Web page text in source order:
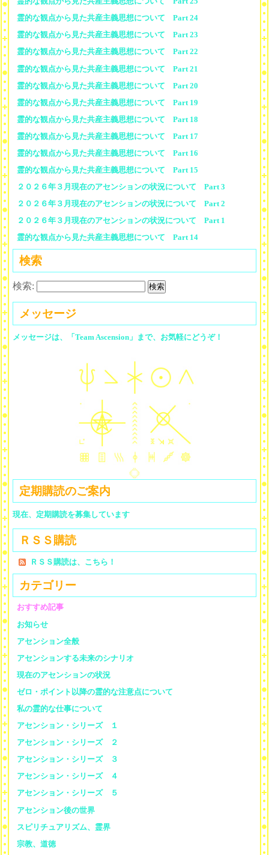
霊的な観点から見た共産主義思想について Part 24
霊的な観点から見た共産主義思想について Part 23
霊的な観点から見た共産主義思想について Part 22
霊的な観点から見た共産主義思想について Part 21
霊的な観点から見た共産主義思想について Part 20
霊的な観点から見た共産主義思想について Part 19
霊的な観点から見た共産主義思想について Part 18
霊的な観点から見た共産主義思想について Part 17
霊的な観点から見た共産主義思想について Part 16
霊的な観点から見た共産主義思想について Part 15
２０２６年３月現在のアセンションの状況について Part 3
２０２６年３月現在のアセンションの状況について Part 2
２０２６年３月現在のアセンションの状況について Part 1
霊的な観点から見た共産主義思想について Part 14
検索
検索:
メッセージ
メッセージは、「Team Ascension」まで、お気軽にどうぞ！
定期購読のご案内
現在、定期購読を募集しています
ＲＳＳ購読
ＲＳＳ購読は、こちら！
カテゴリー
おすすめ記事
お知らせ
アセンション全般
アセンションする未来のシナリオ
現在のアセンションの状況
ゼロ・ポイント以降の霊的な注意点について
私の霊的な仕事について
アセンション・シリーズ １
アセンション・シリーズ ２
アセンション・シリーズ ３
アセンション・シリーズ ４
アセンション・シリーズ ５
アセンション後の世界
スピリチュアリズム、霊界
宗教、道徳